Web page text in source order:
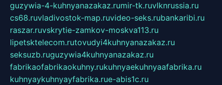
guzywia-4-kuhnyanazakaz.rumir-tk.ruvlknrussia.ru
cs68.ruvladivostok-map.ruvideo-seks.rubankaribi.ru
raszar.ruvskrytie-zamkov-moskva113.ru
lipetsktelecom.rutovudyi4kuhnyanazakaz.ru
seksuzb.ruguzywia4kuhnyanazakaz.ru
fabrikaofabrikaokuhny.rukuhnyaekuhnyaafabrika.ru
kuhnyaykuhnyayfabrika.rue-abis1c.ru